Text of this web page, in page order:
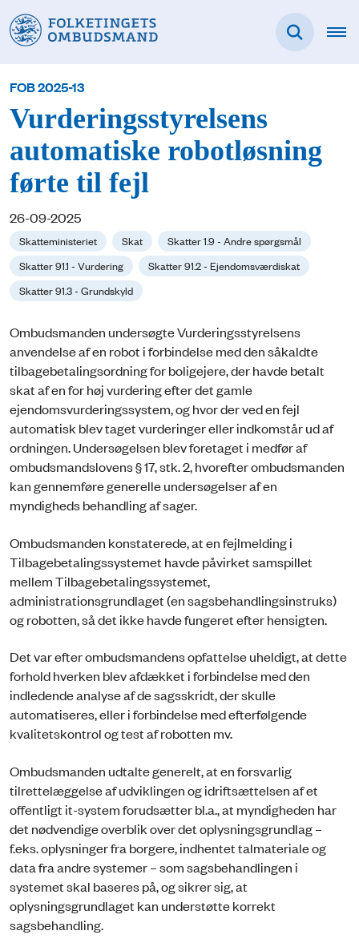
FOB 2025-13
Vurderingsstyrelsens
automatiske robotløsning
førte til fejl
26-09-2025
Skatteministeriet Skat
Skatter 1.9 - Andre spørgsmål
Skatter 91.1 - Vurdering
Skatter 91.2 - Ejendomsværdiskat
Skatter 91.3 - Grundskyld
Ombudsmanden undersøgte Vurderingsstyrelsens
anvendelse af en robot i forbindelse med den såkaldte
tilbagebetalingsordning for boligejere, der havde betalt
skat af en for høj vurdering efter det gamle
ejendomsvurderingssystem, og hvor der ved en fejl
automatisk blev taget vurderinger eller indkomstår ud af
ordningen. Undersøgelsen blev foretaget i medfør af
ombudsmandslovens § 17, stk. 2, hvorefter ombudsmanden
kan gennemføre generelle undersøgelser af en
myndigheds behandling af sager.
Ombudsmanden konstaterede, at en fejlmelding i
Tilbagebetalingssystemet havde påvirket samspillet
mellem Tilbagebetalingssystemet,
administrationsgrundlaget (en sagsbehandlingsinstruks)
og robotten, så det ikke havde fungeret efter hensigten.
Det var efter ombudsmandens opfattelse uheldigt, at dette
forhold hverken blev afdækket i forbindelse med den
indledende analyse af de sagsskridt, der skulle
automatiseres, eller i forbindelse med efterfølgende
kvalitetskontrol og test af robotten mv.
Ombudsmanden udtalte generelt, at en forsvarlig
tilrettelæggelse af udviklingen og idriftsættelsen af et
offentligt it-system forudsætter bl.a., at myndigheden har
det nødvendige overblik over det oplysningsgrundlag –
f.eks. oplysninger fra borgere, indhentet talmateriale og
data fra andre systemer – som sagsbehandlingen i
systemet skal baseres på, og sikrer sig, at
oplysningsgrundlaget kan understøtte korrekt
sagsbehandling.